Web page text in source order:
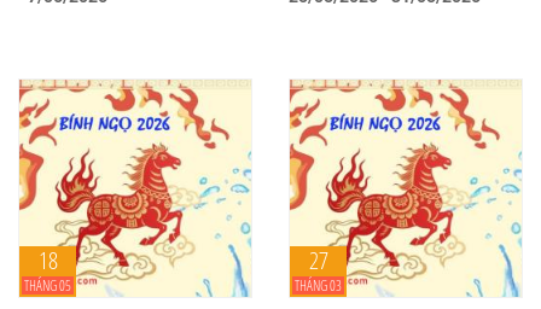
18
THÁNG 05
27
THÁNG 03